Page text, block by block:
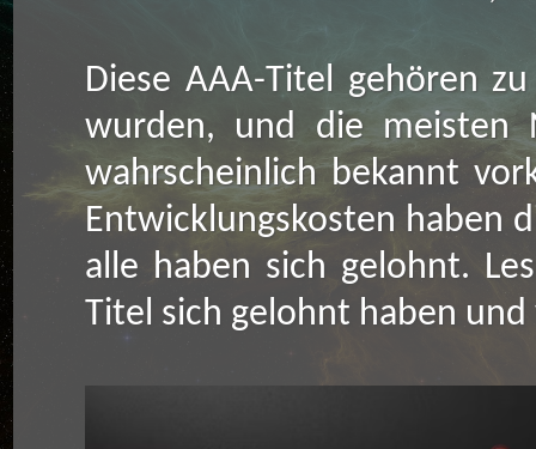
Diese AAA-Titel gehören
wurden, und die meisten
wahrscheinlich bekannt
Entwicklungskosten haben
alle haben sich gelohnt.
Titel sich gelohnt haben